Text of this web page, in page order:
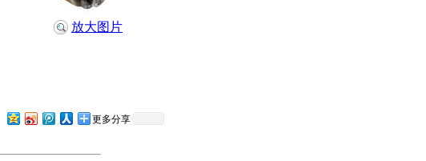
放大图片
更多分享